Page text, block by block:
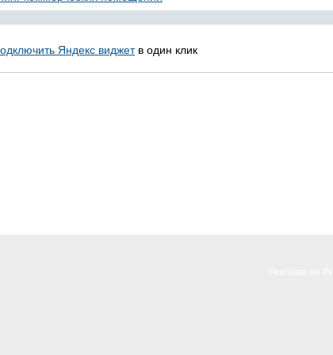
Яндекс виджетв один клик